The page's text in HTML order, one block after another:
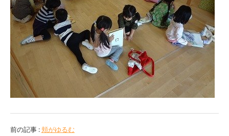
前の記事 :頬がゆるむ